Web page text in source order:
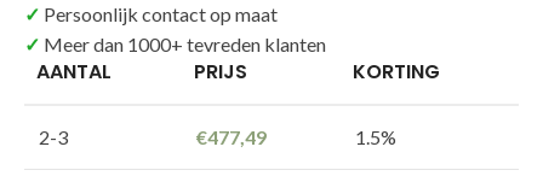
Persoonlijk contact op maat
Meer dan 1000+ tevreden klanten
AANTAL PRIJS KORTING
2-3 €477,49 1.5%